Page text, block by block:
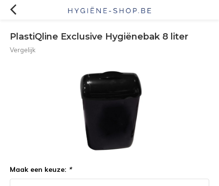
PlastiQline Exclusive Hygiënebak 8 liter
Vergelijk
Maak een keuze: *